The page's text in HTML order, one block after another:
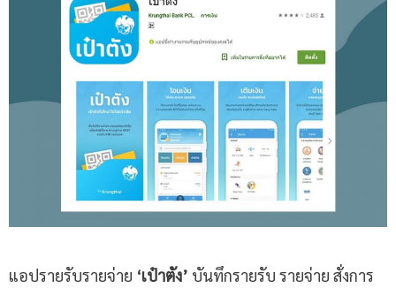
แอปรายรับรายจ่าย ‘เป๋าตัง’ บันทึกรายรับ รายจ่าย สั่งการ